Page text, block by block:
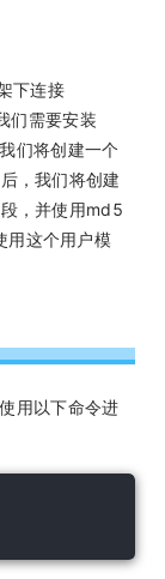
下连接
们需要安装
们将创建一个
，我们将创建
，并使用md5
用这个用户模
用以下命令进